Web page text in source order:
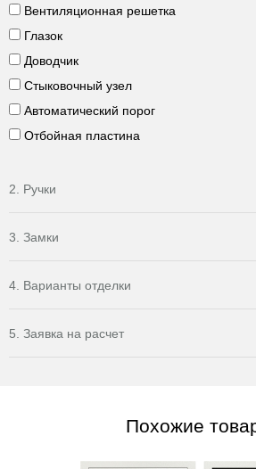
Вентиляционная решетка
Глазок
Доводчик
Стыковочный узел
Автоматический порог
Отбойная пластина
2. Ручки
3. Замки
4. Варианты отделки
5. Заявка на расчет
Похожие